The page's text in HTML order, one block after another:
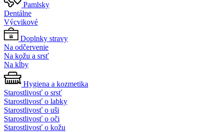
Pamlsky
Dentálne
Výcvikové
Doplnky stravy
Na odčervenie
Na kožu a srsť
Na kĺby
Hygiena a kozmetika
Starostlivosť o srsť
Starostlivosť o labky
Starostlivosť o uši
Starostlivosť o oči
Starostlivosť o kožu